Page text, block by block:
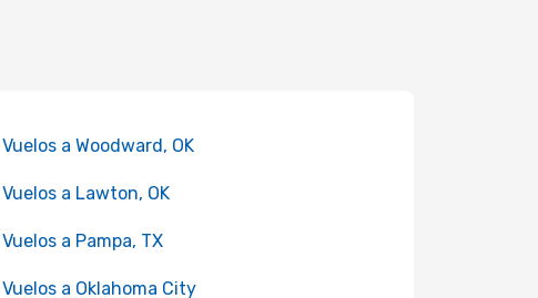
Vuelos a Woodward, OK
Vuelos a Lawton, OK
Vuelos a Pampa, TX
Vuelos a Oklahoma City